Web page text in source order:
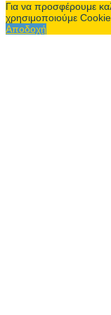
Για να προσφέρουμε
χρησιμοποιούμε
Αποδοχή